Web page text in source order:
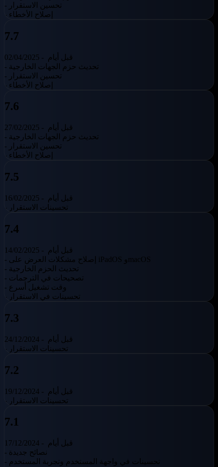
- تحسين الاستقرار
- إصلاح الأخطاء
7.7
02/04/2025 - قبل أيام
- تحديث حزم الجهات الخارجية
- تحسين الاستقرار
- إصلاح الأخطاء
7.6
27/02/2025 - قبل أيام
- تحديث حزم الجهات الخارجية
- تحسين الاستقرار
- إصلاح الأخطاء
7.5
16/02/2025 - قبل أيام
- تحسينات الاستقرار
7.4
14/02/2025 - قبل أيام
- إصلاح مشكلات العرض على iPadOS وmacOS
- تحديث الحزم الخارجية
- تصحيحات في الترجمات
- وقت تشغيل أسرع
- تحسينات في الاستقرار
7.3
24/12/2024 - قبل أيام
- تحسينات الاستقرار
7.2
19/12/2024 - قبل أيام
- تحسينات الاستقرار
7.1
17/12/2024 - قبل أيام
- نصائح جديدة
- تحسينات في واجهة المستخدم وتجربة المستخدم